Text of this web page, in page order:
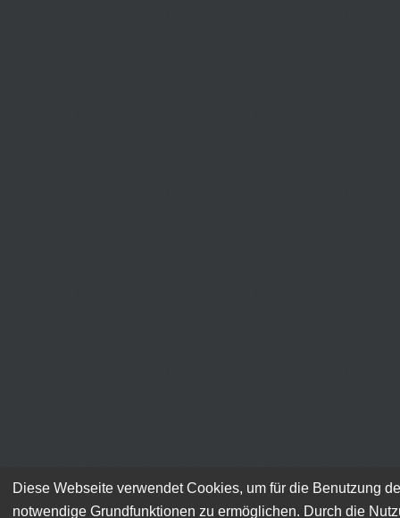
Diese Webseite verwendet Cookies, um für die Benutzung
notwendige Grundfunktionen zu ermöglichen. Durch die